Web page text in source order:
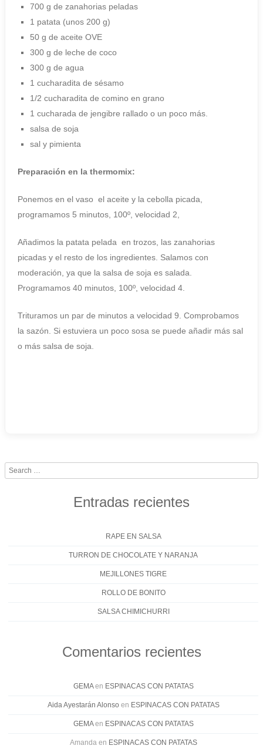
700 g de zanahorias peladas
1 patata (unos 200 g)
50 g de aceite OVE
300 g de leche de coco
300 g de agua
1 cucharadita de sésamo
1/2 cucharadita de comino en grano
1 cucharada de jengibre rallado o un poco más.
salsa de soja
sal y pimienta
Preparación en la thermomix:
Ponemos en el vaso el aceite y la cebolla picada,
programamos 5 minutos, 100º, velocidad 2,
Añadimos la patata pelada en trozos, las zanahorias
picadas y el resto de los ingredientes. Salamos con
moderación, ya que la salsa de soja es salada.
Programamos 40 minutos, 100º, velocidad 4.
Trituramos un par de minutos a velocidad 9. Comprobamos
la sazón. Si estuviera un poco sosa se puede añadir más sal
o más salsa de soja.
Search
Entradas recientes
RAPE EN SALSA
TURRON DE CHOCOLATE Y NARANJA
MEJILLONES TIGRE
ROLLO DE BONITO
SALSA CHIMICHURRI
Comentarios recientes
GEMAen ESPINACAS CON PATATAS
Aida Ayestarán Alonso en ESPINACAS CON PATATAS
GEMAen ESPINACAS CON PATATAS
Amandaen ESPINACAS CON PATATAS